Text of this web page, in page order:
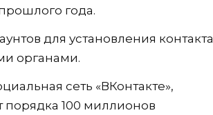
года.
для установления контакта
органами.
сеть «ВКонтакте»,
порядка 100 миллионов